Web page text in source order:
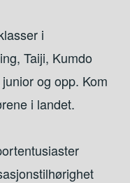
i
Taiji, Kumdo
og opp. Kom
i landet.